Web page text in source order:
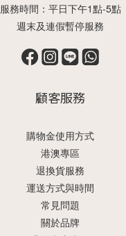
服務時間：平日下午1點-5點
週末及連假暫停服務
顧客服務
購物金使用方式
港澳專區
退換貨服務
運送方式與時間
常見問題
關於品牌